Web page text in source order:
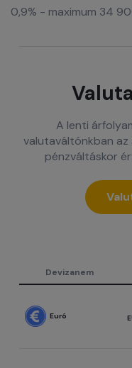
0,9% - maximum 34
A lenti
valutaváltónkban
pénzváltáskor
Devizanem
Euró